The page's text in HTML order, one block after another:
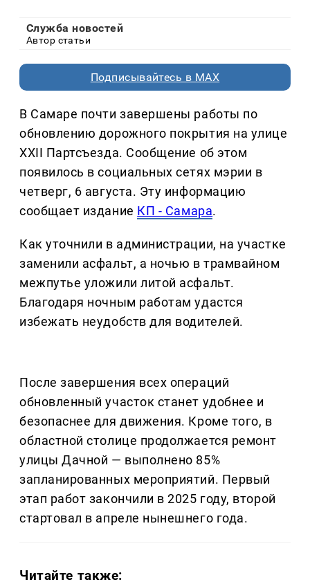
Служба новостей
Автор статьи
Подписывайтесь в MAX
В Самаре почти завершены работы по
обновлению дорожного покрытия на улице
XXII Партсъезда. Сообщение об этом
появилось в социальных сетях мэрии в
четверг, 6 августа. Эту информацию
сообщает издание КП - Самара.
Как уточнили в администрации, на участке
заменили асфальт, а ночью в трамвайном
межпутье уложили литой асфальт.
Благодаря ночным работам удастся
избежать неудобств для водителей.
После завершения всех операций
обновленный участок станет удобнее и
безопаснее для движения. Кроме того, в
областной столице продолжается ремонт
улицы Дачной — выполнено 85%
запланированных мероприятий. Первый
этап работ закончили в 2025 году, второй
стартовал в апреле нынешнего года.
Читайте также: